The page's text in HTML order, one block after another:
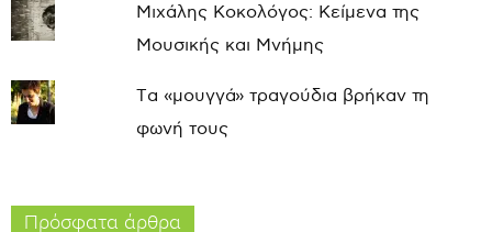
Μιχάλης Κοκολόγος: Κείμενα της
Μουσικής και Μνήμης
Τα «μουγγά» τραγούδια βρήκαν τη
φωνή τους
Πρόσφατα άρθρα